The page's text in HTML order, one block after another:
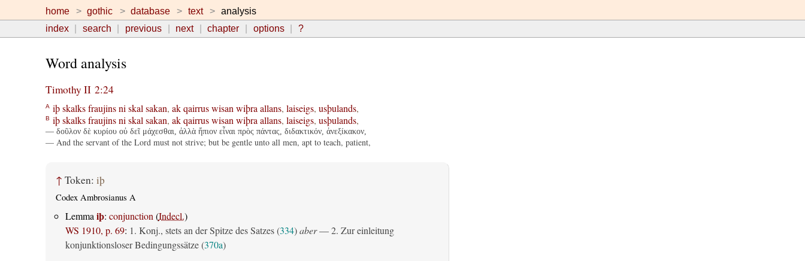
home gothic database text
analysis
index
search previous next chapter options ?
Word analysis
Timothy II 2:24
A iþ skalks fraujins ni skal sakan, ak qairrus wisan wiþra allans, laiseigs, usþulands,
B iþ skalks fraujins ni skal sakan, ak qairrus wisan wiþra allans, laiseigs, usþulands,
— δοῦλον δὲ κυρίου οὐ δεῖ μάχεσθαι, ἀλλὰ ἤπιον εἶναι πρὸς πάντας, διδακτικόν, ἀνεξίκακον,
— And the servant of the Lord must not strive; but be gentle unto all men, apt to teach, patient,
↑ Token: iþ
Codex Ambrosianus A
Lemma iþ: conjunction (Indecl.)
WS 1910, p. 69: 1. Konj., stets an der Spitze des Satzes (334)aber— 2. Zur einleitung
konjunktionsloser Bedingungssätze (370a)